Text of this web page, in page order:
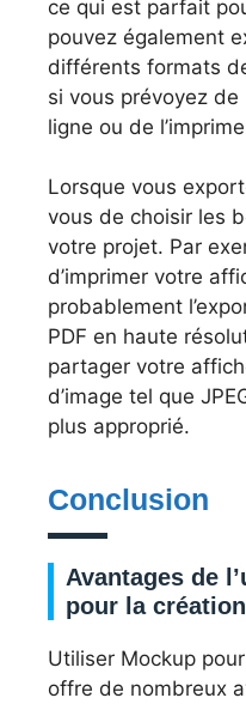
ce qui est parfait
pouvez également
différents formats
si vous prévoyez
ligne ou de
Lorsque vous
vous de choisir les
votre projet. Par
d’imprimer votre
probablement
PDF en haute
partager votre
d’image tel que
plus approprié.
Conclusion
Avantages de
pour la
Utiliser Mockup
offre de nombreux